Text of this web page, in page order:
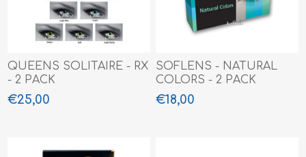
QUEENS SOLITAIRE - RX
- 2 PACK
€25,00
SOFLENS - NATURAL
COLORS - 2 PACK
€18,00